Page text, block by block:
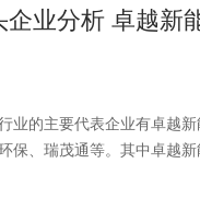
业分析 卓越新
业的主要代表企业有卓越
保、瑞茂通等。其中卓越